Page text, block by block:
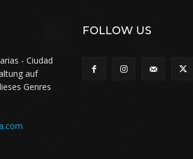
- Ciudad
auf
Genres
FOLLOW US